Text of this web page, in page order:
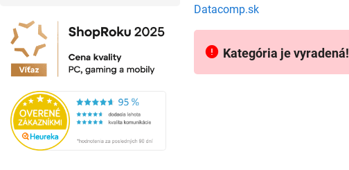
Datacomp.sk
Kategória je vyradená!